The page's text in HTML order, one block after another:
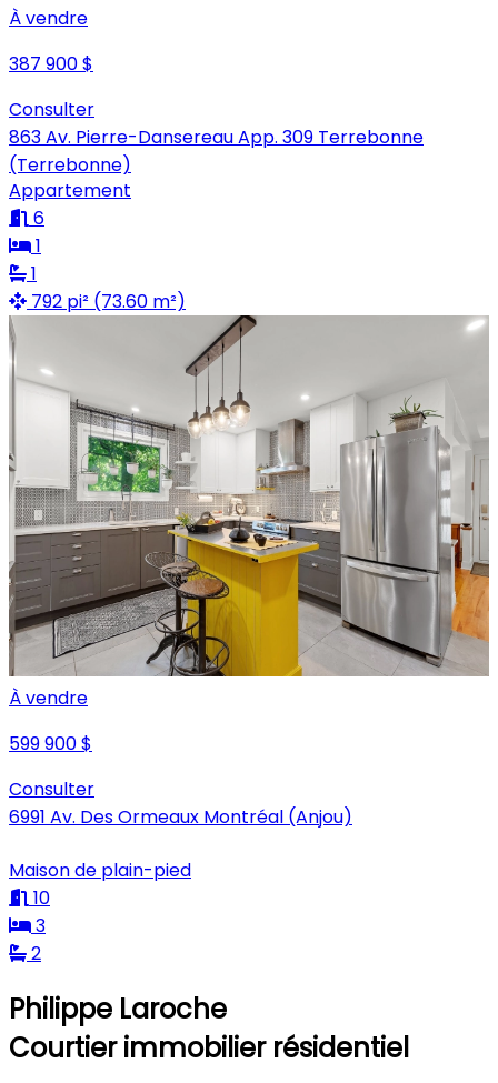
À vendre
387 900 $
Consulter
863 Av. Pierre-Dansereau App. 309 Terrebonne
(Terrebonne)
Appartement
6
1
1
792 pi² (73.60 m²)
À vendre
599 900 $
Consulter
6991 Av. Des Ormeaux Montréal (Anjou)
Maison de plain-pied
10
3
2
Philippe Laroche
Courtier immobilier résidentiel